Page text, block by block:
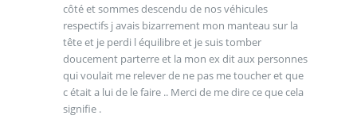
côté et sommes descendu de nos véhicules
respectifs j avais bizarrement mon manteau sur la
tête et je perdi l équilibre et je suis tomber
doucement parterre et la mon ex dit aux personnes
qui voulait me relever de ne pas me toucher et que
c était a lui de le faire .. Merci de me dire ce que cela
signifie .